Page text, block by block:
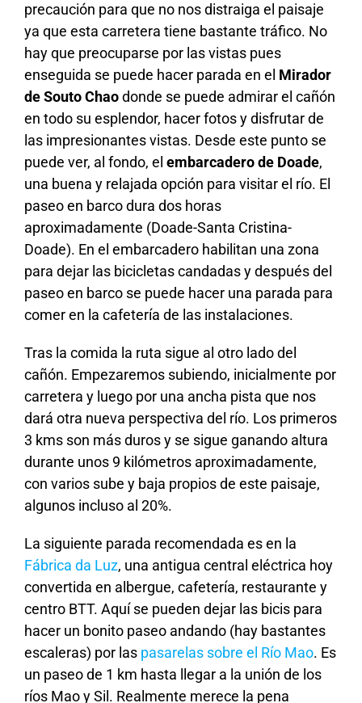
precaución para que no nos distraiga el paisaje
ya que esta carretera tiene bastante tráfico. No
hay que preocuparse por las vistas pues
enseguida se puede hacer parada en el Mirador
de Souto Chaodonde se puede admirar el cañón
en todo su esplendor, hacer fotos y disfrutar de
las impresionantes vistas. Desde este punto se
puede ver, al fondo, el embarcadero de Doade,
una buena y relajada opción para visitar el río. El
paseo en barco dura dos horas
aproximadamente (Doade-Santa Cristina-
Doade). En el embarcadero habilitan una zona
para dejar las bicicletas candadas y después del
paseo en barco se puede hacer una parada para
comer en la cafetería de las instalaciones.
Tras la comida la ruta sigue al otro lado del
cañón. Empezaremos subiendo, inicialmente por
carretera y luego por una ancha pista que nos
dará otra nueva perspectiva del río. Los primeros
3 kms son más duros y se sigue ganando altura
durante unos 9 kilómetros aproximadamente,
con varios sube y baja propios de este paisaje,
algunos incluso al 20%.
La siguiente parada recomendada es en la
Fábrica da Luz, una antigua central eléctrica hoy
convertida en albergue, cafetería, restaurante y
centro BTT. Aquí se pueden dejar las bicis para
hacer un bonito paseo andando (hay bastantes
escaleras) por las pasarelas sobre el Río Mao. Es
un paseo de 1 km hasta llegar a la unión de los
ríos Mao y Sil. Realmente merece la pena